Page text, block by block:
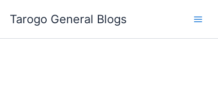
要
Tarogo General Blogs